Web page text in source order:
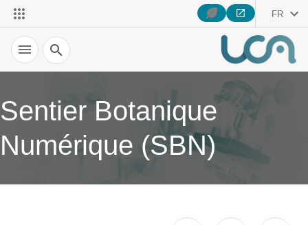
FR
Recherche
Sentier Botanique
Numérique (SBN)